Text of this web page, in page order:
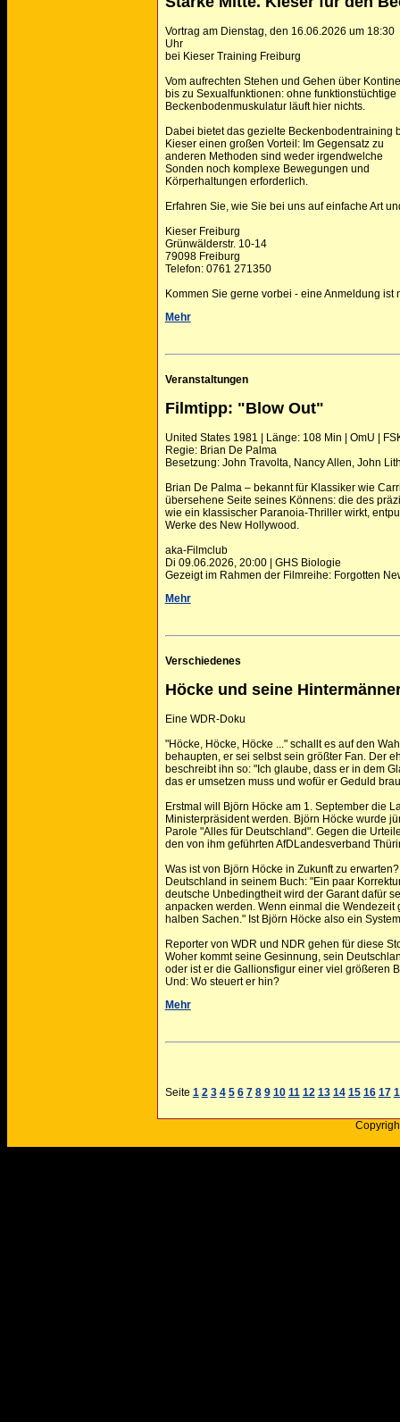
Vortrag am Dienstag, den 16.06.2026 um 18:30
Uhr
bei Kieser Training Freiburg
Vom aufrechten Stehen und Gehen über
bis zu Sexualfunktionen: ohne funktionstüchtige
Beckenbodenmuskulatur läuft hier nichts.
Dabei bietet das gezielte Beckenbodentraining
Kieser einen großen Vorteil: Im Gegensatz zu
anderen Methoden sind weder irgendwelche
Sonden noch komplexe Bewegungen und
Körperhaltungen erforderlich.
Erfahren Sie, wie Sie bei uns auf einfache Art
Kieser Freiburg
Grünwälderstr. 10-14
79098 Freiburg
Telefon: 0761 271350
Kommen Sie gerne vorbei - eine Anmeldung ist
Mehr
Veranstaltungen
Filmtipp: "Blow Out"
United States 1981 | Länge: 108 Min | OmU |
Regie: Brian De Palma
Besetzung: John Travolta, Nancy Allen, John
Brian De Palma – bekannt für Klassiker wie
übersehene Seite seines Könnens: die des
wie ein klassischer Paranoia-Thriller wirkt,
Werke des New Hollywood.
aka-Filmclub
Di 09.06.2026, 20:00 | GHS Biologie
Gezeigt im Rahmen der Filmreihe: Forgotten
Mehr
Verschiedenes
Höcke und seine
Eine WDR-Doku
"Höcke, Höcke, Höcke ..." schallt es auf den
behaupten, er sei selbst sein größter Fan. Der
beschreibt ihn so: "Ich glaube, dass er in dem
das er umsetzen muss und wofür er Geduld
Erstmal will Björn Höcke am 1. September die
Ministerpräsident werden. Björn Höcke wurde
Parole "Alles für Deutschland". Gegen die
den von ihm geführten AfDLandesverband
Was ist von Björn Höcke in Zukunft zu
Deutschland in seinem Buch: "Ein paar
deutsche Unbedingtheit wird der Garant dafür
anpacken werden. Wenn einmal die
halben Sachen." Ist Björn Höcke also ein
Reporter von WDR und NDR gehen für diese
Woher kommt seine Gesinnung, sein
oder ist er die Gallionsfigur einer viel größeren
Und: Wo steuert er hin?
Mehr
Seite 1 2 3 4 5 6 7 8 9 10 11 12 13 14 15 16 17